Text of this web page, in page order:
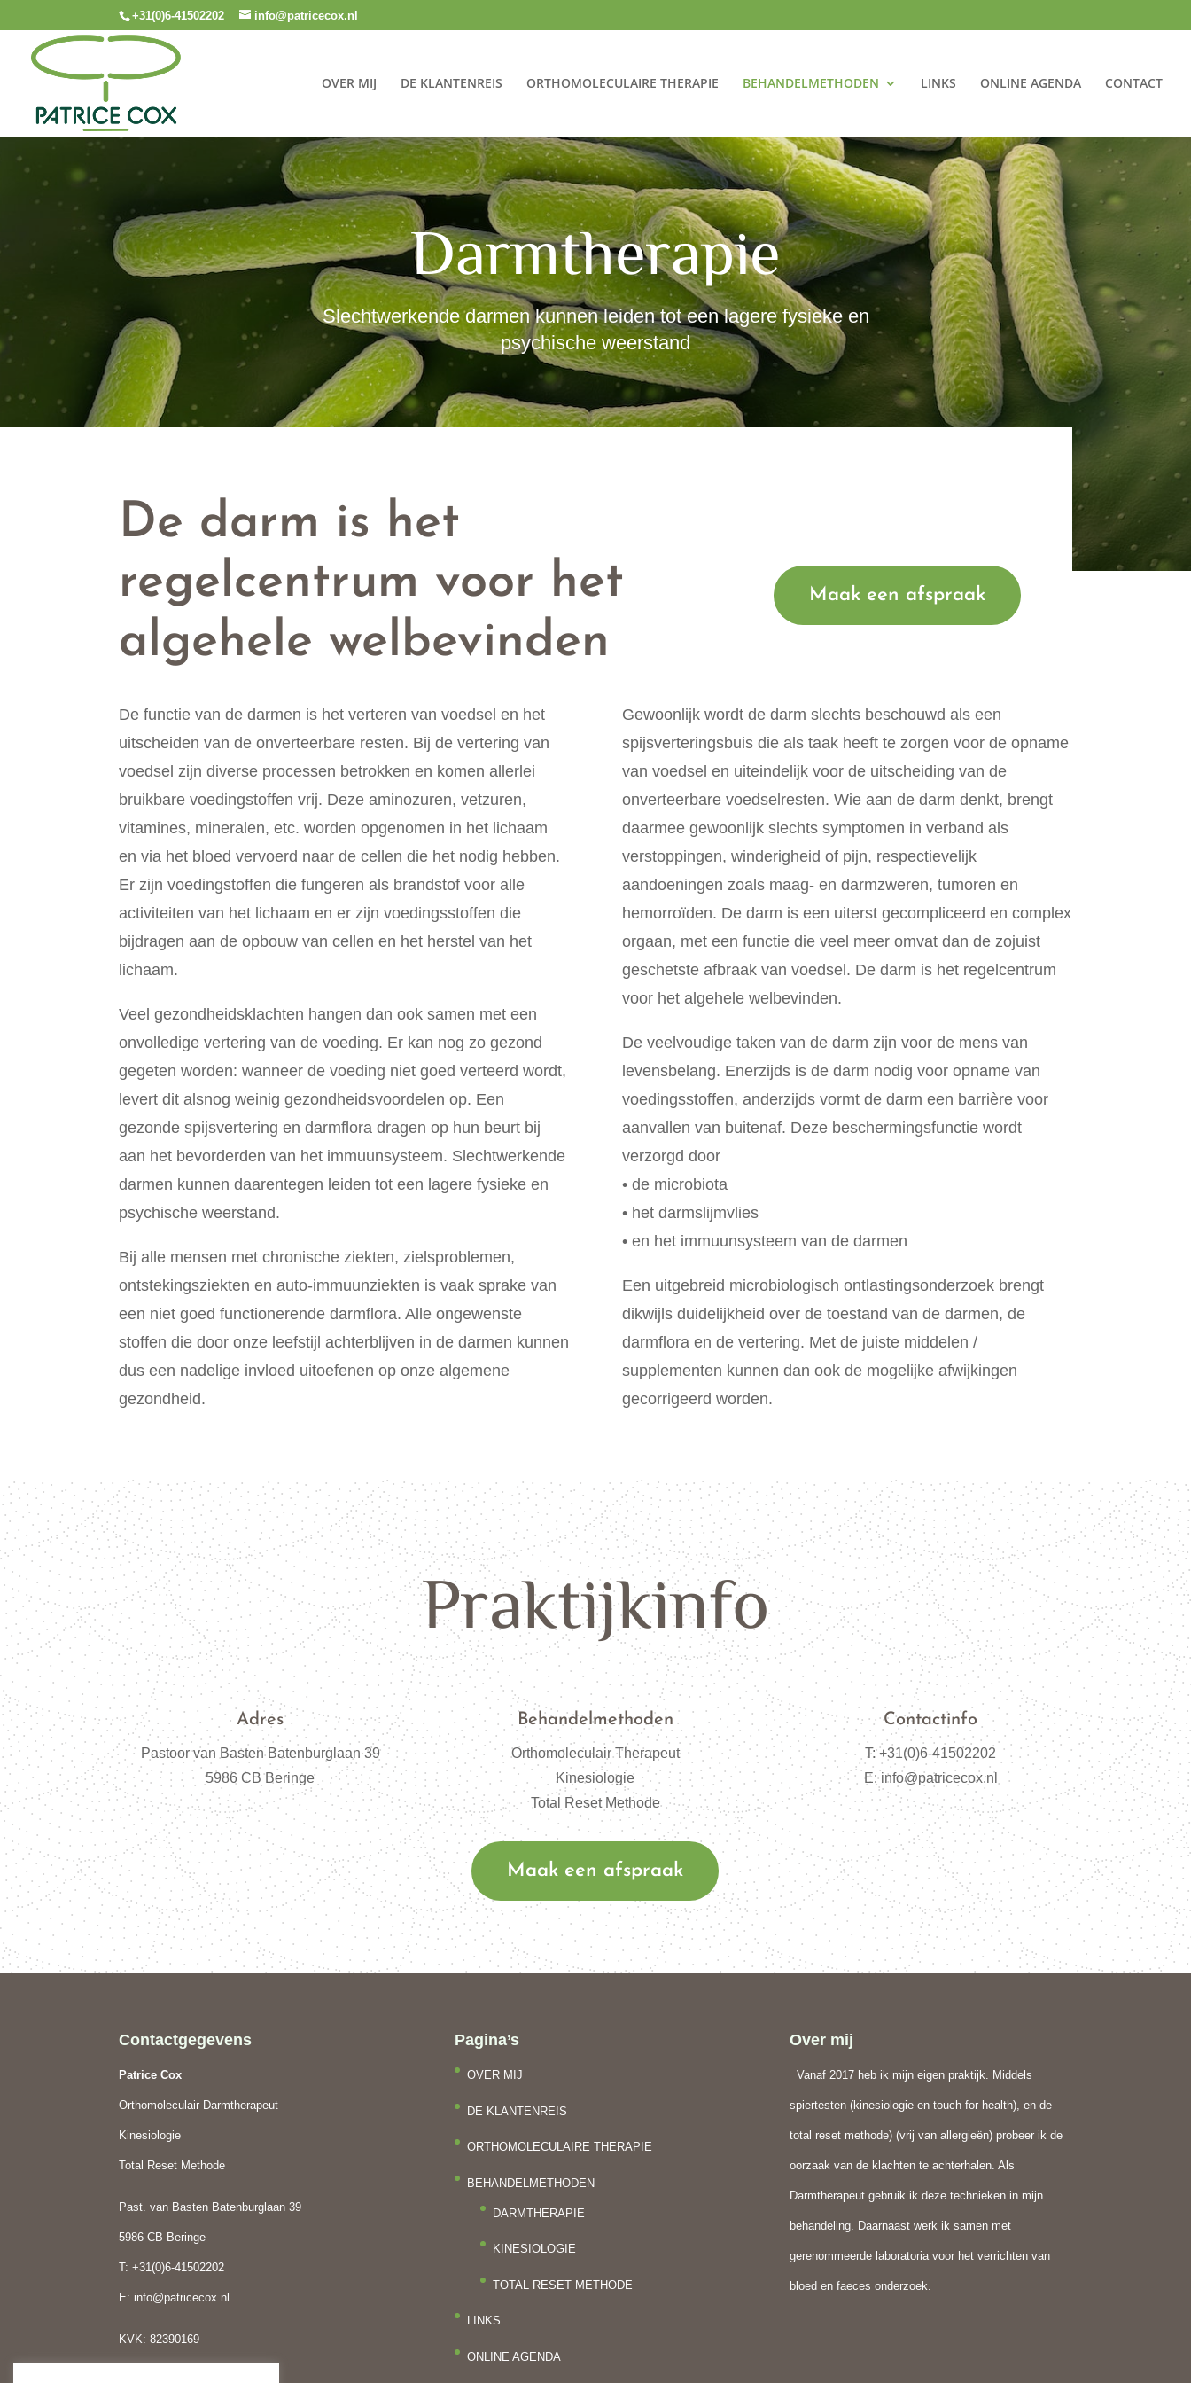
+31(0)6-41502202 info@patricecox.nl
OVER MIJ DE KLANTENREIS ORTHOMOLECULAIRE THERAPIE BEHANDELMETHODEN LINKS ONLINE AGENDA CONTACT
Darmtherapie
Slechtwerkende darmen kunnen leiden tot een lagere fysieke en
psychische weerstand
De darm is het
regelcentrum voor het
algehele welbevinden
Maak een afspraak
De functie van de darmen is het verteren van voedsel en het
uitscheiden van de onverteerbare resten. Bij de vertering van
voedsel zijn diverse processen betrokken en komen allerlei
bruikbare voedingstoffen vrij. Deze aminozuren, vetzuren,
vitamines, mineralen, etc. worden opgenomen in het lichaam
en via het bloed vervoerd naar de cellen die het nodig hebben.
Er zijn voedingstoffen die fungeren als brandstof voor alle
activiteiten van het lichaam en er zijn voedingsstoffen die
bijdragen aan de opbouw van cellen en het herstel van het
lichaam.
Veel gezondheidsklachten hangen dan ook samen met een
onvolledige vertering van de voeding. Er kan nog zo gezond
gegeten worden: wanneer de voeding niet goed verteerd wordt,
levert dit alsnog weinig gezondheidsvoordelen op. Een
gezonde spijsvertering en darmflora dragen op hun beurt bij
aan het bevorderden van het immuunsysteem. Slechtwerkende
darmen kunnen daarentegen leiden tot een lagere fysieke en
psychische weerstand.
Bij alle mensen met chronische ziekten, zielsproblemen,
ontstekingsziekten en auto-immuunziekten is vaak sprake van
een niet goed functionerende darmflora. Alle ongewenste
stoffen die door onze leefstijl achterblijven in de darmen kunnen
dus een nadelige invloed uitoefenen op onze algemene
gezondheid.
Gewoonlijk wordt de darm slechts beschouwd als een
spijsverteringsbuis die als taak heeft te zorgen voor de opname
van voedsel en uiteindelijk voor de uitscheiding van de
onverteerbare voedselresten. Wie aan de darm denkt, brengt
daarmee gewoonlijk slechts symptomen in verband als
verstoppingen, winderigheid of pijn, respectievelijk
aandoeningen zoals maag- en darmzweren, tumoren en
hemorroïden. De darm is een uiterst gecompliceerd en complex
orgaan, met een functie die veel meer omvat dan de zojuist
geschetste afbraak van voedsel. De darm is het regelcentrum
voor het algehele welbevinden.
De veelvoudige taken van de darm zijn voor de mens van
levensbelang. Enerzijds is de darm nodig voor opname van
voedingsstoffen, anderzijds vormt de darm een barrière voor
aanvallen van buitenaf. Deze beschermingsfunctie wordt
verzorgd door
• de microbiota
• het darmslijmvlies
• en het immuunsysteem van de darmen
Een uitgebreid microbiologisch ontlastingsonderzoek brengt
dikwijls duidelijkheid over de toestand van de darmen, de
darmflora en de vertering. Met de juiste middelen /
supplementen kunnen dan ook de mogelijke afwijkingen
gecorrigeerd worden.
Praktijkinfo
Adres
Pastoor van Basten Batenburglaan 39
5986 CB Beringe
Behandelmethoden
Orthomoleculair Therapeut
Kinesiologie
Total Reset Methode
Maak een afspraak
Contactinfo
T: +31(0)6-41502202
E: info@patricecox.nl
Contactgegevens
Patrice Cox
Orthomoleculair Darmtherapeut
Kinesiologie
Total Reset Methode
Past. van Basten Batenburglaan 39
5986 CB Beringe
T: +31(0)6-41502202
E: info@patricecox.nl
KVK: 82390169
Pagina’s
OVER MIJ
DE KLANTENREIS
ORTHOMOLECULAIRE THERAPIE
BEHANDELMETHODEN
DARMTHERAPIE
KINESIOLOGIE
TOTAL RESET METHODE
LINKS
ONLINE AGENDA
Over mij
Vanaf 2017 heb ik mijn eigen praktijk. Middels
spiertesten (kinesiologie en touch for health), en de
total reset methode) (vrij van allergieën) probeer ik de
oorzaak van de klachten te achterhalen. Als
Darmtherapeut gebruik ik deze technieken in mijn
behandeling. Daarnaast werk ik samen met
gerenommeerde laboratoria voor het verrichten van
bloed en faeces onderzoek.